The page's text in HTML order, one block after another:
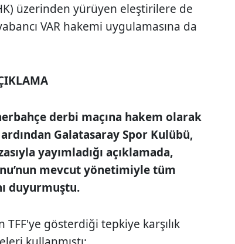
üzerinden yürüyen eleştirilere de
VAR hakemi uygulamasına da
derbi maçına hakem olarak
Galatasaray Spor Kulübü,
yayımladığı açıklamada,
mevcut yönetimiyle tüm
duyurmuştu.
TFF'ye gösterdiği tepkiye karşılık